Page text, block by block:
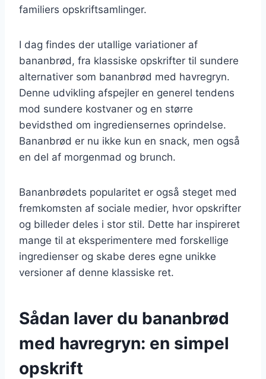
familiers opskriftsamlinger.
I dag findes der utallige variationer af
bananbrød, fra klassiske opskrifter til sundere
alternativer som bananbrød med havregryn.
Denne udvikling afspejler en generel tendens
mod sundere kostvaner og en større
bevidsthed om ingrediensernes oprindelse.
Bananbrød er nu ikke kun en snack, men også
en del af morgenmad og brunch.
Bananbrødets popularitet er også steget med
fremkomsten af sociale medier, hvor opskrifter
og billeder deles i stor stil. Dette har inspireret
mange til at eksperimentere med forskellige
ingredienser og skabe deres egne unikke
versioner af denne klassiske ret.
Sådan laver du bananbrød
med havregryn: en simpel
opskrift